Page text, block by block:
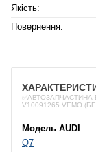
Якість:
Повернення:
V10091265 VEMO
Модель AUDI
Q7